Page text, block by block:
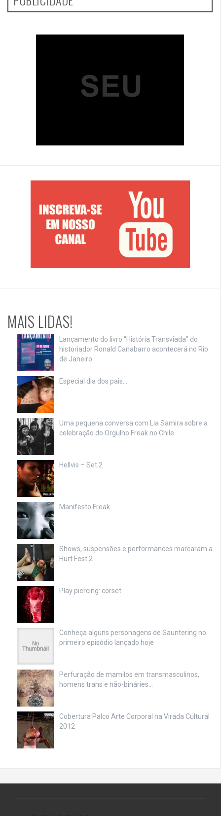
MAIS LIDAS!
Lançamento do livro “História Transviada” do
historiador Ronald Canabarro acontecerá no Rio
de Janeiro
Especial dia dos pais…
Uma pequena conversa com Lia Samira sobre a
celebração do Orgulho Freak no Chile
Hellvis – Set 2
Manifesto Freak
Shows, suspensões e performances marcaram a
Hurt Fest 2
Play piercing: corset
Conheça alguns personagens de Sauntering no
primeiro episódio lançado hoje
Perfuração de mamilos em transmasculinos,
homens trans e não-bináries…
Cobertura Palco Arte Corporal na Virada Cultural
2012